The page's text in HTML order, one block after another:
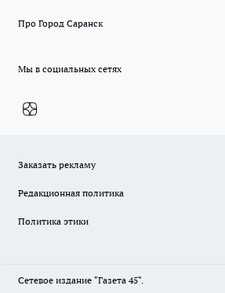
Про Город Саранск
Мы в социальных сетях
Заказать рекламу
Редакционная политика
Политика этики
Сетевое издание "Газета 45".